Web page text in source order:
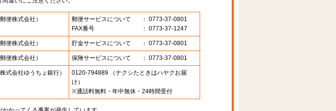
郵便株式会社） 郵便サービスについて
： 0773-37-0801
FAX番号
： 0773-37-1247
郵便株式会社） 貯金サービスについて ： 0773-37-0801
郵便株式会社） 保険サービスについて ： 0773-37-0801
株式会社ゆうちょ銀行）
0120-794889 （ナクシたときはハヤクお届
け）
※通話料無料・年中無休・24時間受付